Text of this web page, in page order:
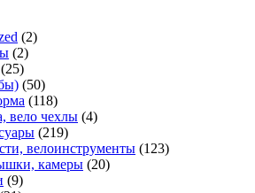
(2)
(2)
(25)
(50)
(118)
вело чехлы (4)
(219)
велоинструменты (123)
камеры (20)
(9)